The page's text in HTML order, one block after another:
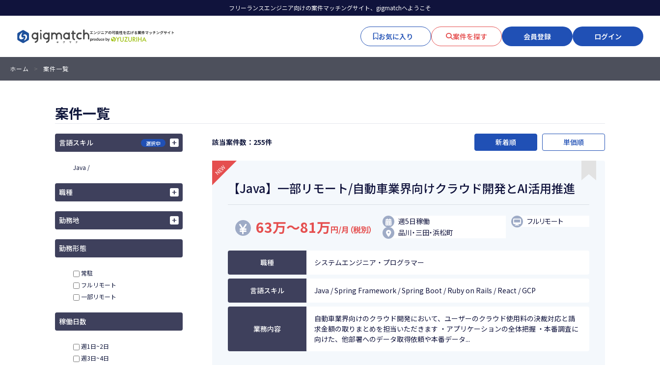
フリーランスエンジニア向けの案件マッチングサイト、gigmatchへようこそ
お気に入り 案件を探す 会員登録 ログイン
ホーム > 案件一覧
案件一覧
言語スキル 選択中
Java /
職種
勤務地
勤務形態
常駐
フルリモート
一部リモート
稼働日数
週1日~2日
週3日~4日
該当案件数：255件 新着順 単価順
【Java】一部リモート/自動車業界向けクラウド開発とAI活用推進
63万～81万円/月（税別）
週5日稼働
フルリモート
品川・三田・浜松町
職種 システムエンジニア・プログラマー
言語スキル Java / Spring Framework / Spring Boot / Ruby on Rails / React / GCP
業務内容
自動車業界向けのクラウド開発において、ユーザーのクラウド使用料の決裁対応と請
求金額の取りまとめを担当いただきます ・アプリケーションの全体把握 ・本番調査に
向けた、他部署へのデータ取得依頼や本番データ...